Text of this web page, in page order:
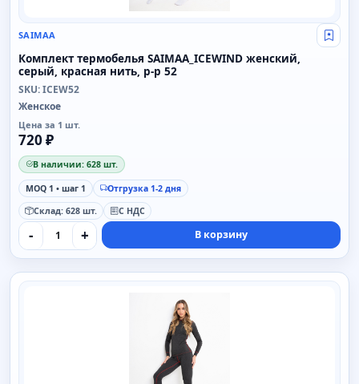
SAIMAA Свой
Комплект термобелья SAIMAA_ICEWIND женский,
серый, красная нить, р-р 52
SKU: ICEW52
Женское
Цена за 1 шт.
720 ₽
В наличии: 628 шт.
MOQ 1 • шаг 1
Отгрузка 1-2 дня
Склад: 628 шт.
С НДС
- + В корзину
SAIMAA